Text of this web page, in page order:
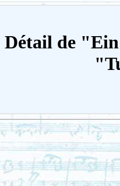
Détail de